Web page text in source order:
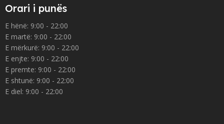
Orari i punës
E hënë: 9:00 - 22:00
E martë: 9:00 - 22:00
E mërkurë: 9:00 - 22:00
E enjte: 9:00 - 22:00
E premte: 9:00 - 22:00
E shtunë: 9:00 - 22:00
E diel: 9:00 - 22:00